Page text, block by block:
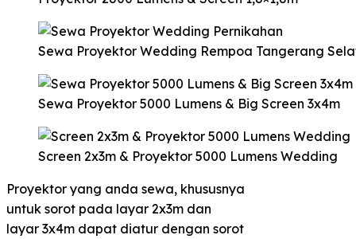
Sewa Proyektor Wedding Rempoa Tangerang
Sewa Proyektor 5000 Lumens & Big Screen 3x4m
Screen 2x3m & Proyektor 5000 Lumens Wedding
Proyektor yang anda sewa, khususnya
untuk sorot pada layar 2x3m dan
layar 3x4m dapat diatur dengan sorot